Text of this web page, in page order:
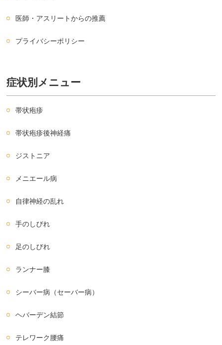
医師・アスリートからの推薦
プライバシーポリシー
症状別メニュー
帯状疱疹
帯状疱疹後神経痛
ジストニア
メニエール病
自律神経の乱れ
手のしびれ
足のしびれ
ランナー膝
シーバー病（セーバー病）
ヘバーデン結節
テレワーク腰痛